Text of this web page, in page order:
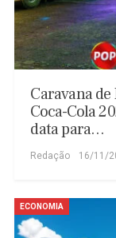
Caravana de
Coca-Cola
data para…
Redação 16/11/
ECONOMIA